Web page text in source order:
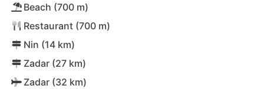
Beach (700 m)
Restaurant (700 m)
Nin (14 km)
Zadar (27 km)
Zadar (32 km)